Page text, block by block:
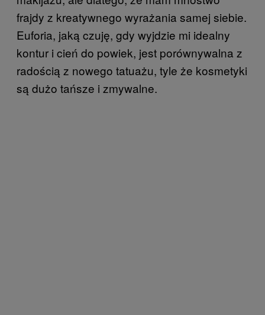
frajdy z kreatywnego wyrażania samej siebie.
Euforia, jaką czuję, gdy wyjdzie mi idealny
kontur i cień do powiek, jest porównywalna z
radością z nowego tatuażu, tyle że kosmetyki
są dużo tańsze i zmywalne.